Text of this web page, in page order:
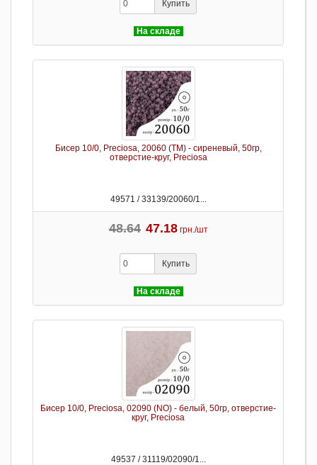
Купить
На складе
Бисер 10/0, Preciosa, 20060 (TM) - сиреневый, 50гр,
отверстие-круг, Preciosa
49571 / 33139/20060/1...
48.64 47.18 грн./шт
Купить
На складе
Бисер 10/0, Preciosa, 02090 (NO) - белый, 50гр, отверстие-
круг, Preciosa
49537 / 31119/02090/1...